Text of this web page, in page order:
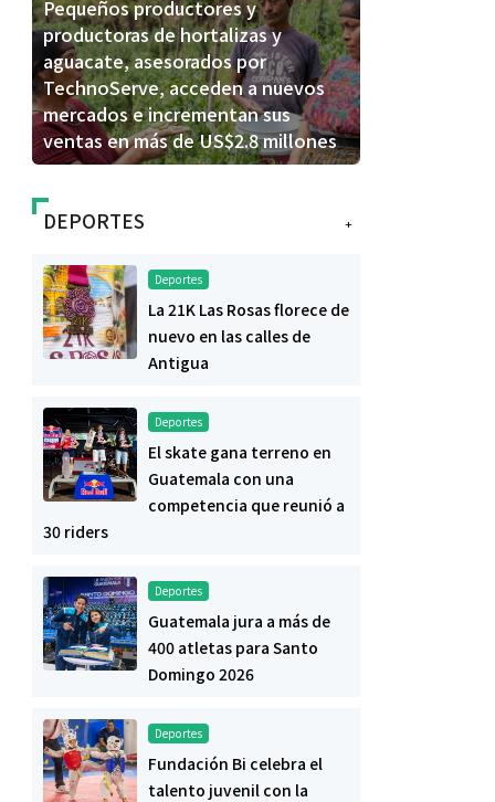
Pequeños productores y
productoras de hortalizas y
aguacate, asesorados por
TechnoServe, acceden a nuevos
mercados e incrementan sus
ventas en más de US$2.8 millones
+
DEPORTES
Deportes
La 21K Las Rosas florece de
nuevo en las calles de
Antigua
Deportes
El skate gana terreno en
Guatemala con una
competencia que reunió a
30 riders
Deportes
Guatemala jura a más de
400 atletas para Santo
Domingo 2026
Deportes
Fundación Bi celebra el
talento juvenil con la